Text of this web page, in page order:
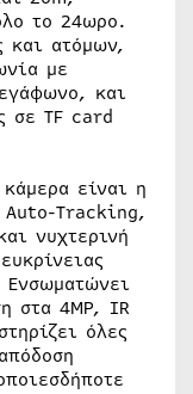
το 24ωρο.
και ατόμων,
με
και
σε TF card
είναι η
Auto-Tracking,
νυχτερινή
Ενσωματώνει
στα 4MP, IR
όλες